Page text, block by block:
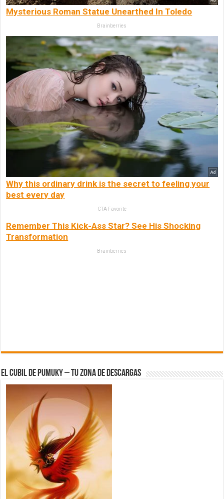
Mysterious Roman Statue Unearthed In Toledo
Brainberries
Why this ordinary drink is the secret to feeling your
best every day
CTA Favorite
Remember This Kick-Ass Star? See His Shocking
Transformation
Brainberries
El Cubil de Pumuky – Tu zona de Descargas